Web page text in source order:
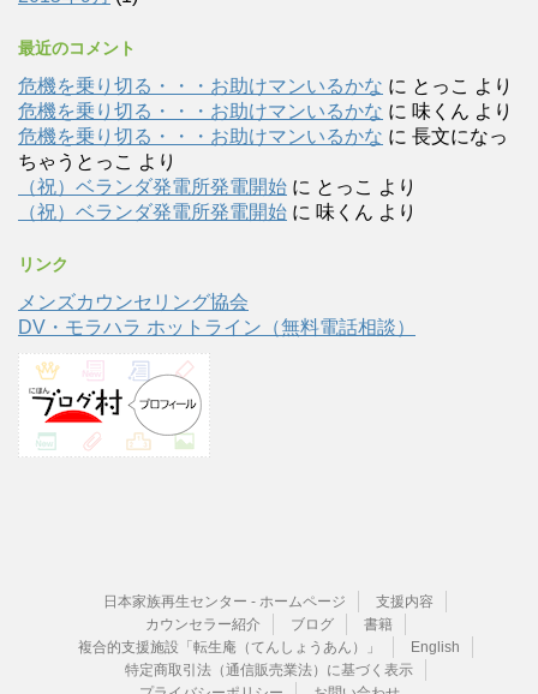
最近のコメント
危機を乗り切る・・・お助けマンいるかな に とっこ より
危機を乗り切る・・・お助けマンいるかな に 味くん より
危機を乗り切る・・・お助けマンいるかな に 長文になっ
ちゃうとっこ より
（祝）ベランダ発電所発電開始 に とっこ より
（祝）ベランダ発電所発電開始 に 味くん より
リンク
メンズカウンセリング協会
DV・モラハラ ホットライン（無料電話相談）
日本家族再生センター - ホームページ
支援内容
カウンセラー紹介
ブログ
書籍
複合的支援施設「転生庵（てんしょうあん）」
English
特定商取引法（通信販売業法）に基づく表示